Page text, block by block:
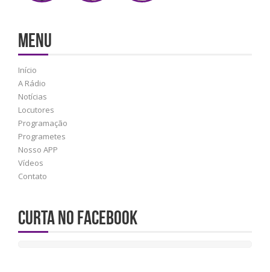
MENU
Início
A Rádio
Notícias
Locutores
Programação
Programetes
Nosso APP
Vídeos
Contato
Curta no Facebook